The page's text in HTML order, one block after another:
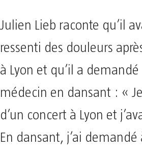
Julien Lieb raconte qu’il
ressenti des douleurs
à Lyon et qu’il a demandé
médecin en dansant : «
d’un concert à Lyon et
En dansant, j’ai demandé